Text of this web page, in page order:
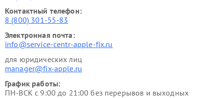
Контактный телефон:
8 (800) 301-55-83
Электронная почта:
info@service-centr-apple-fix.ru
для юридических лиц
manager@fix-apple.ru
График работы:
ПН-ВСК с 9:00 до 21:00 без перерывов и выходных